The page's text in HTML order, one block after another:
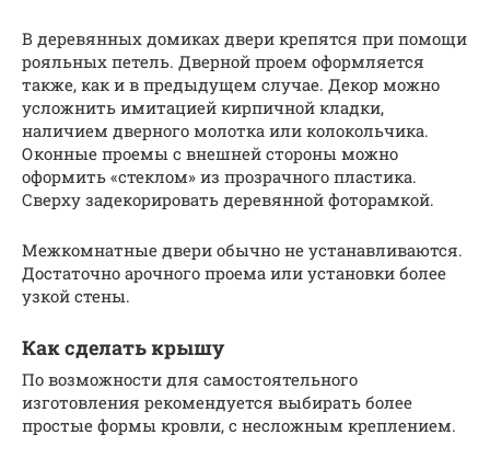
В деревянных домиках двери крепятся при помощи
рояльных петель. Дверной проем оформляется
также, как и в предыдущем случае. Декор можно
усложнить имитацией кирпичной кладки,
наличием дверного молотка или колокольчика.
Оконные проемы с внешней стороны можно
оформить «стеклом» из прозрачного пластика.
Сверху задекорировать деревянной фоторамкой.
Межкомнатные двери обычно не устанавливаются.
Достаточно арочного проема или установки более
узкой стены.
Как сделать крышу
По возможности для самостоятельного
изготовления рекомендуется выбирать более
простые формы кровли, с несложным креплением.